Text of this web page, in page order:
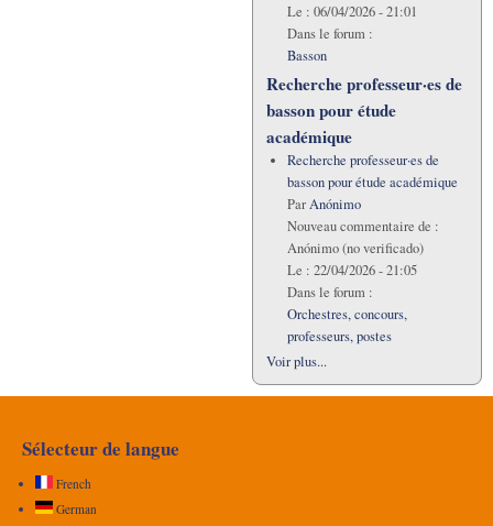
Le : 06/04/2026 - 21:01
Dans le forum :
Basson
Recherche professeur·es de
basson pour étude
académique
Recherche professeur·es de
basson pour étude académique
ParAnónimo
Nouveau commentaire de :
Anónimo (no verificado)
Le : 22/04/2026 - 21:05
Dans le forum :
Orchestres, concours,
professeurs, postes
Voir plus...
Sélecteur de langue
French
German